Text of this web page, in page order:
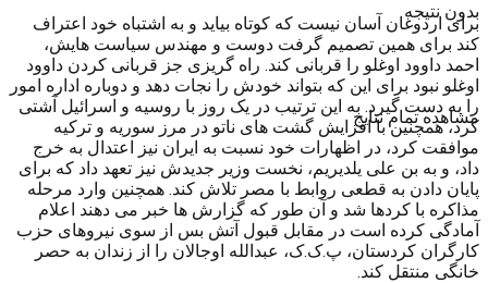
بدون نتیجه
مشاهده تمام نتایج
برای اردوغان آسان نیست که کوتاه بیاید و به اشتباه خود اعتراف
کند برای همین تصمیم گرفت دوست و مهندس سیاست هایش،
احمد داوود اوغلو را قربانی کند. راه گریزی جز قربانی کردن داوود
اوغلو نبود برای این که بتواند خودش را نجات دهد و دوباره اداره امور
را به دست گیرد. به این ترتیب در یک روز با روسیه و اسرائیل آشتی
کرد، همچنین با افزایش گشت های ناتو در مرز سوریه و ترکیه
موافقت کرد، در اظهارات خود نسبت به ایران نیز اعتدال به خرج
داد، و به بن علی یلدیریم، نخست وزیر جدیدش نیز تعهد داد که برای
پایان دادن به قطعی روابط با مصر تلاش کند. همچنین وارد مرحله
مذاکره با کردها شد و آن طور که گزارش ها خبر می دهند اعلام
آمادگی کرده است در مقابل قبول آتش بس از سوی نیروهای حزب
کارگران کردستان، پ.ک.ک، عبدالله اوجالان را از زندان به حصر
خانگی منتقل کند.